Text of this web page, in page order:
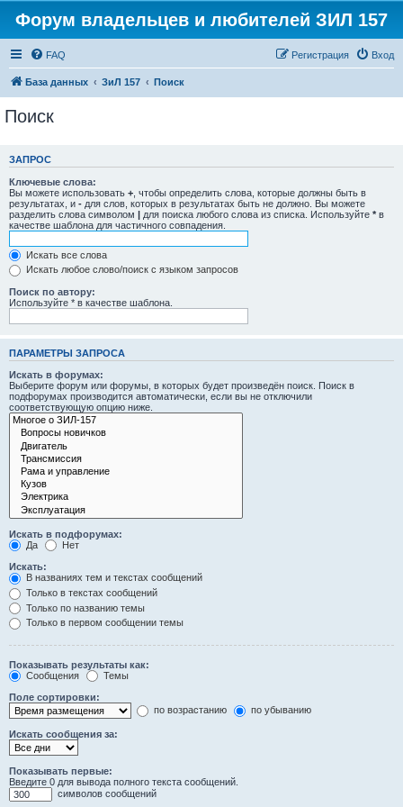
Форум владельцев и любителей ЗИЛ 157
FAQ Вход
Регистрация
База данных ЗиЛ 157 Поиск
Поиск
ЗАПРОС
Ключевые слова:
Вы можете использовать + , чтобы определить слова, которые должны быть в
результатах, и - для слов, которых в результатах быть не должно. Вы можете
разделить слова символом | для поиска любого слова из списка. Используйте * в
качестве шаблона для частичного совпадения.
Искать все слова
Искать любое слово/поиск с языком запросов
Поиск по автору:
Используйте * в качестве шаблона.
ПАРАМЕТРЫ ЗАПРОСА
Искать в форумах:
Выберите форум или форумы, в которых будет произведён поиск. Поиск в
подфорумах производится автоматически, если вы не отключили
соответствующую опцию ниже.
Искать в подфорумах:
Да
Нет
Искать:
В названиях тем и текстах сообщений
Только в текстах сообщений
Только по названию темы
Только в первом сообщении темы
Показывать результаты как:
Сообщения
Темы
Поле сортировки:
по возрастанию
по убыванию
Искать сообщения за:
Показывать первые:
Введите 0 для вывода полного текста сообщений.
символов сообщений